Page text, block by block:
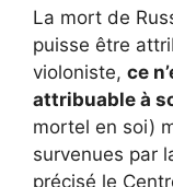
La mort de
puisse être
violoniste, ce
attribuable à
mortel en soi)
survenues par
précisé le